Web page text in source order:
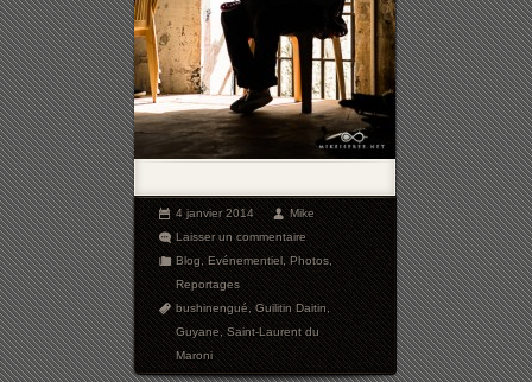
4 janvier 2014
Mike
Laisser un commentaire
Blog,Evénementiel,Photos,
Reportages
bushinengué,Guilitin Daitin,
Guyane,Saint-Laurent du
Maroni